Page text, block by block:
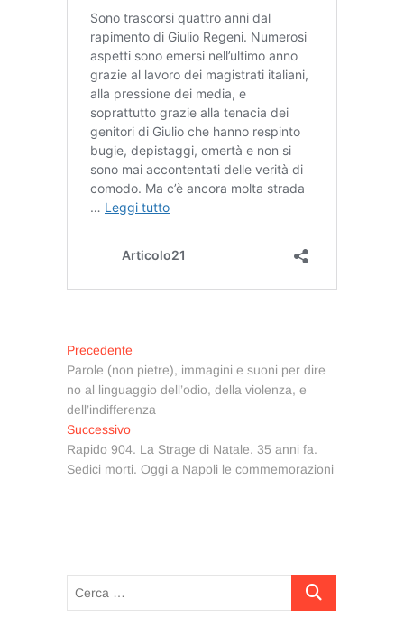
Navigazione
articoli
Precedente
precedente:
Parole (non pietre), immagini e suoni per dire
no al linguaggio dell’odio, della violenza, e
dell’indifferenza
SuccessivoArticolo
successivo:
Rapido 904. La Strage di Natale. 35 anni fa.
Sedici morti. Oggi a Napoli le commemorazioni
Cerca